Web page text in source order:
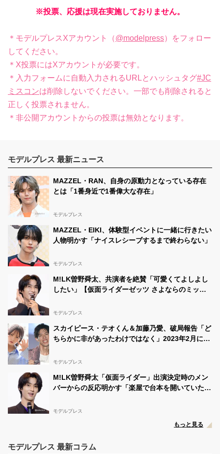
※投票、応援は現在実施しておりません。
＊モデルプレスXアカウント（@modelpress）をフォロー
してください。
＊X投票にはXアカウントが必要です。
＊入力フォームに自動入力されるURLとハッシュタグ#JC
ミスコンは削除しないでください。一部でも削除されると
正しく投票されません。
＊非公開アカウントからの投票は無効となります。
モデルプレス 最新ニュース
MAZZEL・RAN、自身の原動力となっている存在
とは「1番身近で1番偉大な存在」
モデルプレス
MAZZEL・EIKI、体験型イベントに一緒に行きたい
人物明かす「ナイスレシーブするまで終わらない」
モデルプレス
M!LK曽野舜太、共演者を絶賛「可愛くてよしよし
したい」【仮面ライダーゼッツ さよならのミッシ
モデルプレス
スカイピース・テオくん＆加藤乃愛、破局報告「ど
ちらかに非があったわけではなく」2023年2月に交
モデルプレス
M!LK曽野舜太「仮面ライダー」出演決定時のメン
バーからの反応明かす「楽屋で台本を開いていた
ン】
モデルプレス
もっと見る
モデルプレス 最新コラム